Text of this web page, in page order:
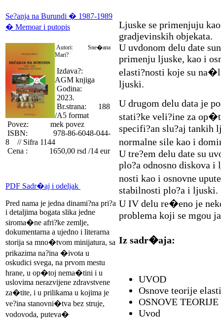
Se?anja na Burundi � 1987-1989
� Memoar i putopis
Autori: Sne�ana
Mari?
Izdava?:
AGM knjiga
Godina:
2023.
Br.strana: 188
/A5 format
Povez: mek povez
ISBN: 978-86-6048-044-
8 // Sifra 1144
Cena : 1650,00 rsd /14 eur
PDF Sadr�aj i odeljak
Pred nama je jedna dinami?na pri?a
i detaljima bogata slika jedne
siroma�ne afri?ke zemlje,
dokumentarna a ujedno i literarna
storija sa mno�tvom minijatura, sa
prikazima na?ina �ivota u
oskudici svega, na prvom mestu
hrane, u op�toj nema�tini i u
uslovima nerazvijene zdravstvene
za�tite, i u prilikama u kojima je
ve?ina stanovni�tva bez struje,
vodovoda, puteva�
Ljuske se primenjuju
gradjevinskih objekata.
U uvdonom delu date
primenju ljuske, kao i
elasti?nosti koje su
ljuski.
U drugom delu data je
stati?ke veli?ine za
specifi?an slu?aj tankih
normalne sile kao i
U tre?em delu date su
plo?a odnosno diskova i
nosti kao i osnovne
stabilnosti plo?a i ljuski.
U IV delu re�eno je
problema koji se mgou
Iz sadr�aja:
UVOD
Osnove teorije
OSNOVE
Uvod